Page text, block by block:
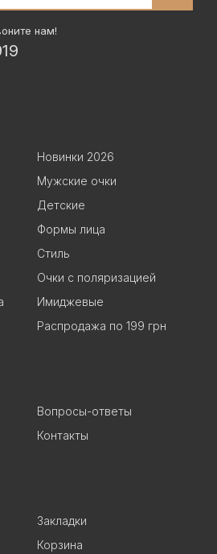
нам!
Новинки 2026
Мужские очки
Детские
Формы лица
Стиль
Очки с поляризацией
Имиджевые
Распродажа по 199 грн
Вопросы-ответы
Контакты
Закладки
Корзина